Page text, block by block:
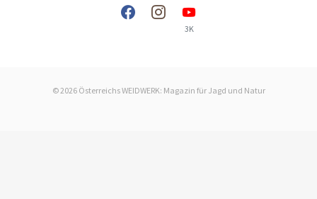
3K
© 2026 Österreichs WEIDWERK: Magazin für Jagd und Natur